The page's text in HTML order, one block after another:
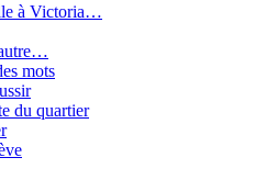
à Victoria…
mots
du quartier